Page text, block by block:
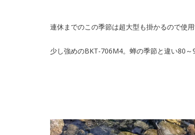
連休までのこの季節は超大型も掛かるので使
少し強めのBKT-706M4。蝉の季節と違い80～